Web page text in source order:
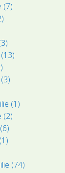
(7)
(1)
(2)
(74)